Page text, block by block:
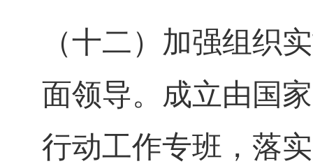
（十二）加强组织
面领导。成立由国
行动工作专班，落